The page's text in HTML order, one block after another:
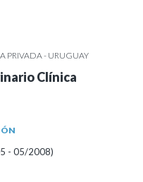
PRIVADA - URUGUAY
Clínica
- 05/2008)